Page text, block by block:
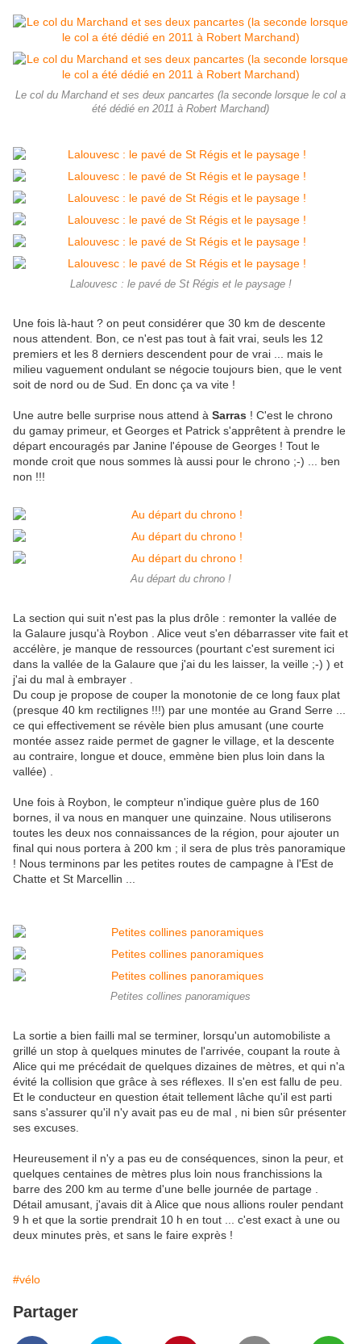
Le col du Marchand et ses deux pancartes (la seconde lorsque le col a
été dédié en 2011 à Robert Marchand)
Lalouvesc : le pavé de St Régis et le paysage !
Une fois là-haut ? on peut considérer que 30 km de descente
nous attendent. Bon, ce n'est pas tout à fait vrai, seuls les 12
premiers et les 8 derniers descendent pour de vrai ... mais le
milieu vaguement ondulant se négocie toujours bien, que le vent
soit de nord ou de Sud. En donc ça va vite !
Une autre belle surprise nous attend à Sarras ! C'est le chrono
du gamay primeur, et Georges et Patrick s'apprêtent à prendre le
départ encouragés par Janine l'épouse de Georges ! Tout le
monde croit que nous sommes là aussi pour le chrono ;-) ... ben
non !!!
Au départ du chrono !
La section qui suit n'est pas la plus drôle : remonter la vallée de
la Galaure jusqu'à Roybon . Alice veut s'en débarrasser vite fait et
accélère, je manque de ressources (pourtant c'est surement ici
dans la vallée de la Galaure que j'ai du les laisser, la veille ;-) ) et
j'ai du mal à embrayer .
Du coup je propose de couper la monotonie de ce long faux plat
(presque 40 km rectilignes !!!) par une montée au Grand Serre ...
ce qui effectivement se révèle bien plus amusant (une courte
montée assez raide permet de gagner le village, et la descente
au contraire, longue et douce, emmène bien plus loin dans la
vallée) .
Une fois à Roybon, le compteur n'indique guère plus de 160
bornes, il va nous en manquer une quinzaine. Nous utiliserons
toutes les deux nos connaissances de la région, pour ajouter un
final qui nous portera à 200 km ; il sera de plus très panoramique
! Nous terminons par les petites routes de campagne à l'Est de
Chatte et St Marcellin ...
Petites collines panoramiques
La sortie a bien failli mal se terminer, lorsqu'un automobiliste a
grillé un stop à quelques minutes de l'arrivée, coupant la route à
Alice qui me précédait de quelques dizaines de mètres, et qui n'a
évité la collision que grâce à ses réflexes. Il s'en est fallu de peu.
Et le conducteur en question était tellement lâche qu'il est parti
sans s'assurer qu'il n'y avait pas eu de mal , ni bien sûr présenter
ses excuses.
Heureusement il n'y a pas eu de conséquences, sinon la peur, et
quelques centaines de mètres plus loin nous franchissions la
barre des 200 km au terme d'une belle journée de partage .
Détail amusant, j'avais dit à Alice que nous allions rouler pendant
9 h et que la sortie prendrait 10 h en tout ... c'est exact à une ou
deux minutes près, et sans le faire exprès !
#vélo
Partager